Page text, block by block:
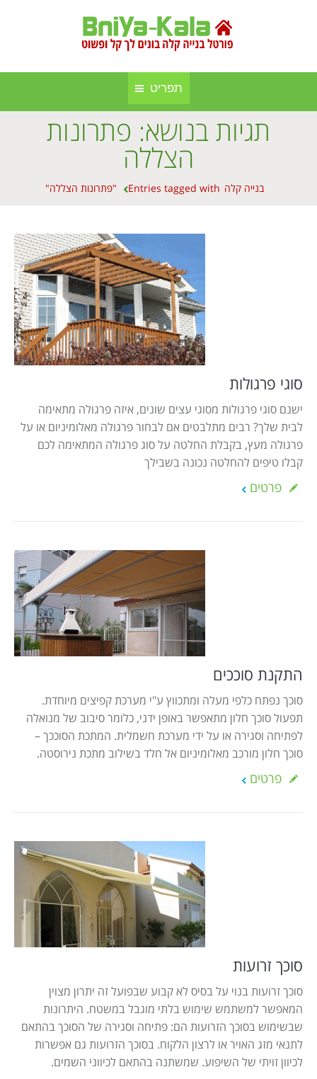
תפריט
בניה קלה
בנייה באלומיניום
סגירות חורף
צור קשר
חברות בנייה קלה ומתועשת
אינדקס אתרים
אודות הפורטל
מפת אתר
תקנון אתר
Israel construction
הוסף עסק
מדיניות עוגיות
מדיניות הפרטיות
תגיות בנושא: פתרונות
הצללה
You are here:
בנייה קלה Entries tagged with "פתרונות הצללה"
סוגי פרגולות
ישנם סוגי פרגולות מסוגי עצים שונים, איזה פרגולה מתאימה
לבית שלך? רבים מתלבטים אם לבחור פרגולה מאלומיניום או על
פרגולה מעץ, בקבלת החלטה על סוג פרגולה המתאימה לכם
קבלו טיפים להחלטה נכונה בשבילך
פרטים
התקנת סוככים
סוכך נפתח כלפי מעלה ומתכווץ ע"י מערכת קפיצים מיוחדת.
תפעול סוכך חלון מתאפשר באופן ידני, כלומר סיבוב של מנואלה
לפתיחה וסגירה או על ידי מערכת חשמלית. המתכת הסוככך –
סוכך חלון מורכב מאלומיניום אל חלד בשילוב מתכת נירוסטה.
פרטים
סוכך זרועות
סוכך זרועות בנוי על בסיס לא קבוע שבפועל זה יתרון מצוין
המאפשר למשתמש שימוש בלתי מוגבל במשטח. היתרונות
שבשימוש בסוכך הזרועות הם: פתיחה וסגירה של הסוכך בהתאם
לתנאי מזג האויר או לרצון הלקוח. בסוכך הזרועות גם אפשרות
לכיוון זויתי של השיפוע. שמשתנה בהתאם לכיווני השמים.